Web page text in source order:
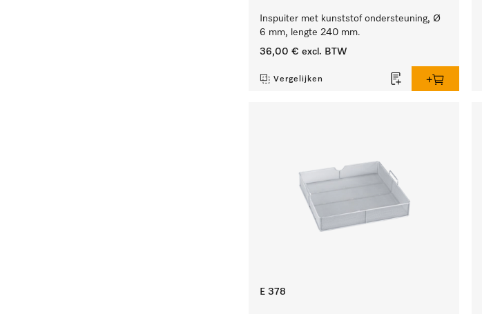
Inspuiter met kunststof ondersteuning, Ø
6 mm, lengte 240 mm.
36,00 € excl. BTW
Vergelijken
E 378